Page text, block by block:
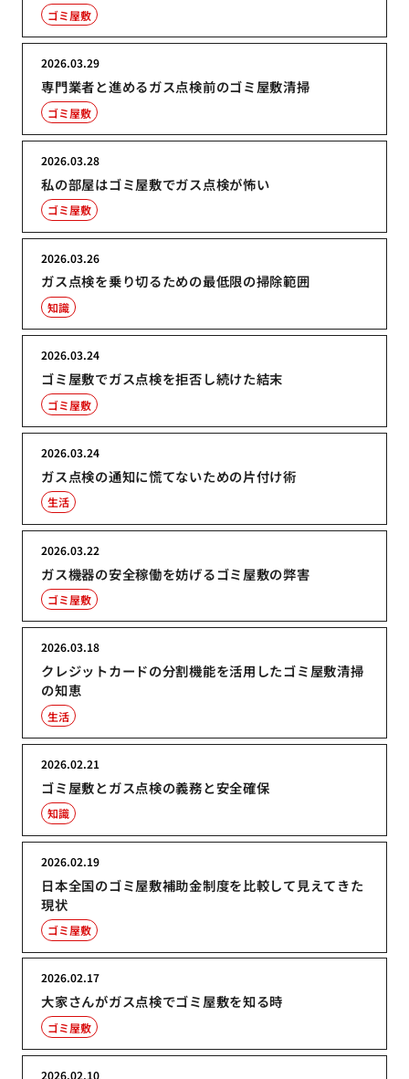
ゴミ屋敷
専門業者と進めるガス点検前のゴミ屋敷清掃
2026.03.29
ゴミ屋敷
私の部屋はゴミ屋敷でガス点検が怖い
2026.03.28
ゴミ屋敷
ガス点検を乗り切るための最低限の掃除範囲
2026.03.26
知識
ゴミ屋敷でガス点検を拒否し続けた結末
2026.03.24
ゴミ屋敷
ガス点検の通知に慌てないための片付け術
2026.03.24
生活
ガス機器の安全稼働を妨げるゴミ屋敷の弊害
2026.03.22
ゴミ屋敷
クレジットカードの分割機能を活用したゴミ屋敷清掃
の知恵
2026.03.18
生活
ゴミ屋敷とガス点検の義務と安全確保
2026.02.21
知識
日本全国のゴミ屋敷補助金制度を比較して見えてきた
現状
2026.02.19
ゴミ屋敷
大家さんがガス点検でゴミ屋敷を知る時
2026.02.17
ゴミ屋敷
2026.02.10